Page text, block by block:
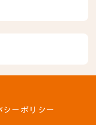
シーポリシー